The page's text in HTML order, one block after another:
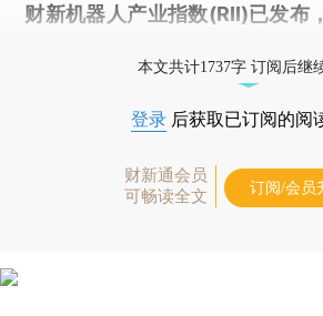
财新机器人产业指数(RII)已发布，
本文共计1737字 订阅后继
登录 后获取已订阅的阅
财新通会员
可畅读全文
订阅/会员